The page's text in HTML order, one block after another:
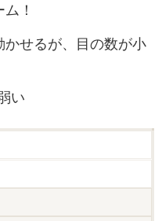
！
せるが、目の数が小
い